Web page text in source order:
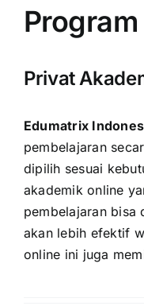
Privat
Edumatrix
pembelajaran
dipilih sesuai
akademik online
pembelajaran bisa
akan lebih efektif
online ini juga